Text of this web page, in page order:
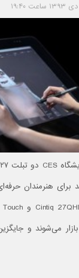
برای هنرمندان
بازار می‌شوند و